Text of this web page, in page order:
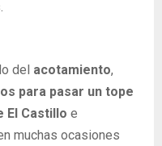
del acotamiento,
para pasar un tope
El Castillo e
muchas ocasiones